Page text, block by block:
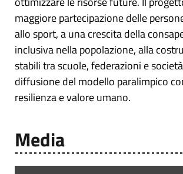
maggiore partecipazione delle
allo sport, a una crescita della
inclusiva nella popolazione, alla
stabili tra scuole, federazioni e
diffusione del modello paralimpico
resilienza e valore umano.
Media